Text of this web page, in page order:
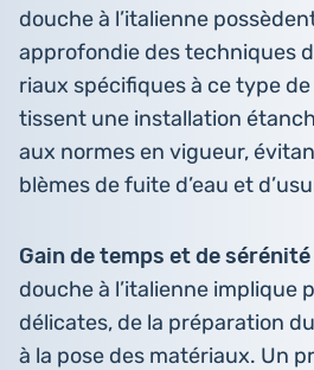
douche à l’i­ta­lienne
appro­fon­die des tech­niques
riaux spé­ci­fiques à ce type
tissent une ins­tal­la­tion
aux normes en vigueur,
blèmes de fuite d’eau et
Gain de temps et de séré­ni­té
douche à l’i­ta­lienne implique
déli­cates, de la pré­pa­ra­tion
à la pose des maté­riaux. Un